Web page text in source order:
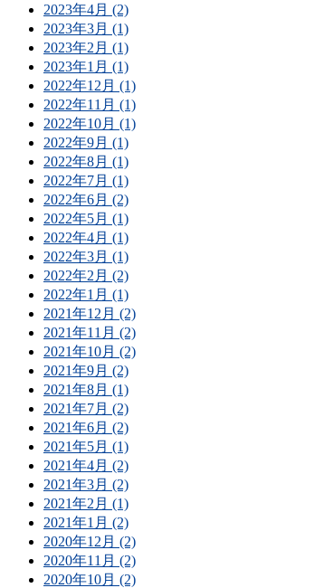
2023年4月 (2)
2023年3月 (1)
2023年2月 (1)
2023年1月 (1)
2022年12月 (1)
2022年11月 (1)
2022年10月 (1)
2022年9月 (1)
2022年8月 (1)
2022年7月 (1)
2022年6月 (2)
2022年5月 (1)
2022年4月 (1)
2022年3月 (1)
2022年2月 (2)
2022年1月 (1)
2021年12月 (2)
2021年11月 (2)
2021年10月 (2)
2021年9月 (2)
2021年8月 (1)
2021年7月 (2)
2021年6月 (2)
2021年5月 (1)
2021年4月 (2)
2021年3月 (2)
2021年2月 (1)
2021年1月 (2)
2020年12月 (2)
2020年11月 (2)
2020年10月 (2)